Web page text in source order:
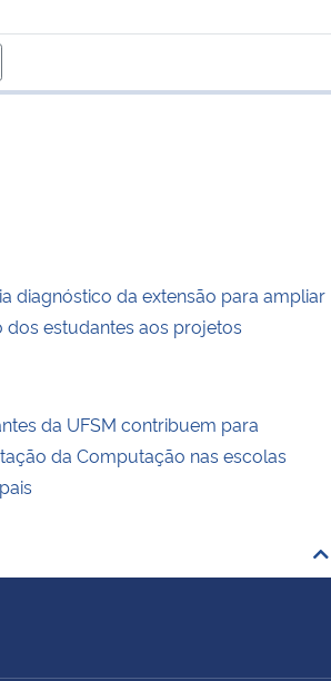
de transferência
diagnóstico da extensão para ampliar
dos estudantes aos projetos
da UFSM contribuem para
da Computação nas escolas